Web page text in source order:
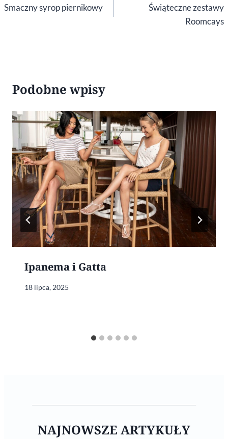
wpisu
Smaczny syrop piernikowy
Świąteczne zestawy
Roomcays
Podobne wpisy
Ipanema i Gatta
18 lipca, 2025
NAJNOWSZE ARTYKUŁY